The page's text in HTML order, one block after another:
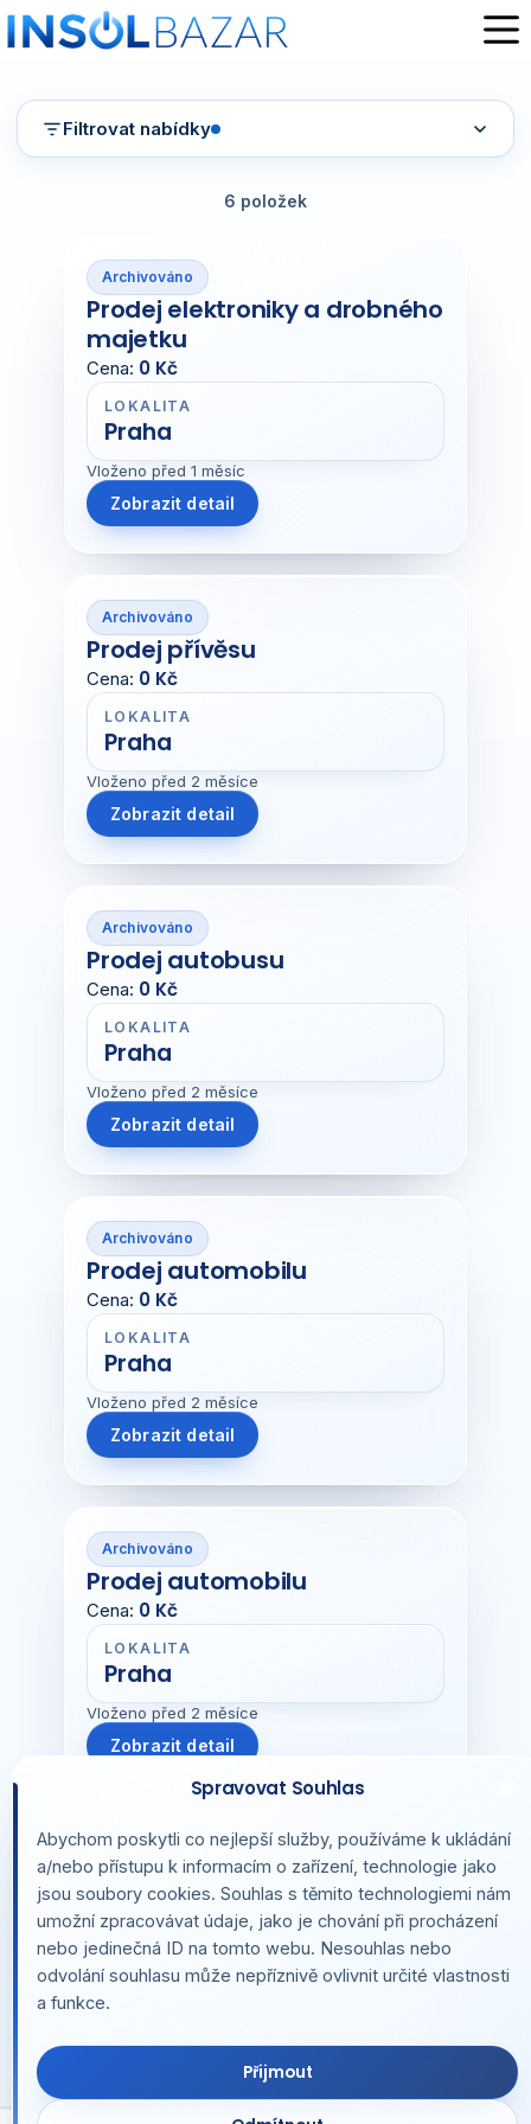
Spravovat Souhlas
Abychom poskytli co nejlepší služby, používáme k ukládání
a/nebo přístupu k informacím o zařízení, technologie jako
jsou soubory cookies. Souhlas s těmito technologiemi nám
umožní zpracovávat údaje, jako je chování při procházení
nebo jedinečná ID na tomto webu. Nesouhlas nebo
odvolání souhlasu může nepříznivě ovlivnit určité vlastnosti
a funkce.
Přijmout
to
content
Filtrovat nabídky
6 položek
Archivováno
Prodej elektroniky a drobného
majetku
Cena: 0 Kč
LOKALITA
Praha
Vloženo před 1 měsíc
Zobrazit detail
Archivováno
Prodej přívěsu
Cena: 0 Kč
LOKALITA
Praha
Vloženo před 2 měsíce
Zobrazit detail
Archivováno
Prodej autobusu
Cena: 0 Kč
LOKALITA
Praha
Vloženo před 2 měsíce
Zobrazit detail
Archivováno
Prodej automobilu
Cena: 0 Kč
LOKALITA
Praha
Vloženo před 2 měsíce
Zobrazit detail
Archivováno
Prodej automobilu
Cena: 0 Kč
LOKALITA
Praha
Vloženo před 2 měsíce
Zobrazit detail
Archivováno
Prodej autobusu
Cena:0 Kč
LOKALITA
Praha
Všeobecné podmínky Nabídka Aukcí